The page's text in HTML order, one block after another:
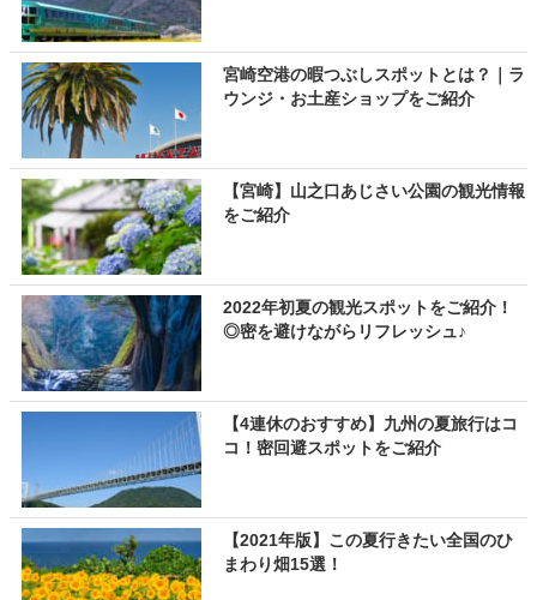
宮崎空港の暇つぶしスポットとは？｜ラ
ウンジ・お土産ショップをご紹介
【宮崎】山之口あじさい公園の観光情報
をご紹介
2022年初夏の観光スポットをご紹介！
◎密を避けながらリフレッシュ♪
【4連休のおすすめ】九州の夏旅行はコ
コ！密回避スポットをご紹介
【2021年版】この夏行きたい全国のひ
まわり畑15選！